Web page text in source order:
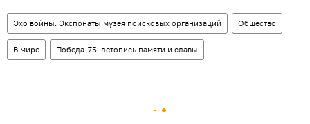
Эхо войны. Экспонаты музея поисковых организаций Общество
В мире Победа-75: летопись памяти и славы